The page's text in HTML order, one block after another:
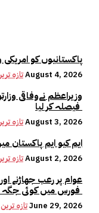
پاکستانیوں کو امریکی
تازہAugust 4, 2026
وزیراعظم نےوفاقی
تازہAugust 3, 2026
ایم کیو ایم پاکستان
تازہAugust 2, 2026
عوام پر رعب جھاڑنے اور
تازہ ترینJune 29, 2026